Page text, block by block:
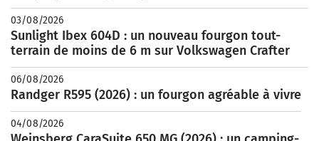
03/08/2026
Sunlight Ibex 604D : un nouveau fourgon tout-
terrain de moins de 6 m sur Volkswagen Crafter
06/08/2026
Randger R595 (2026) : un fourgon agréable à vivre
04/08/2026